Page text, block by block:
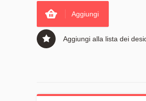
Aggiungi
Aggiungi alla lista dei